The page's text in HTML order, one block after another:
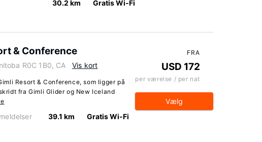
30.2 km Gratis Wi-Fi
& Conference
R0C 1B0, CA Vis kort
Resort & Conference, som ligger på
fra Gimli Glider og New Iceland
39.1 km Gratis Wi-Fi
FRA
USD 172
per værelse / per nat
Vælg